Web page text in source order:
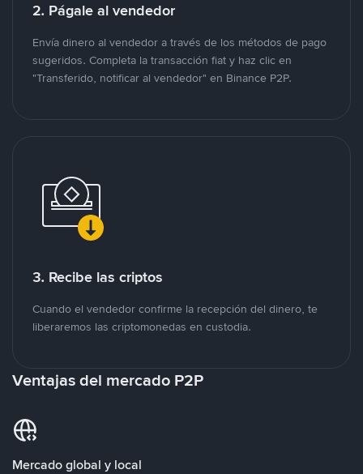
2. Págale al vendedor
Envía dinero al vendedor a través de los métodos de pago
sugeridos. Completa la transacción fiat y haz clic en
"Transferido, notificar al vendedor" en Binance P2P.
3. Recibe las criptos
Cuando el vendedor confirme la recepción del dinero, te
liberaremos las criptomonedas en custodia.
Ventajas del mercado P2P
Mercado global y local